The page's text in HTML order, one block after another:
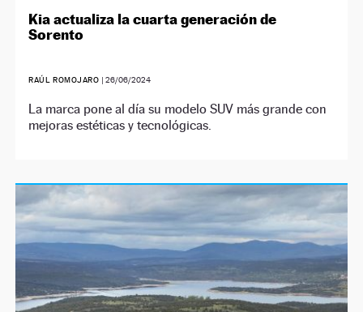
Kia actualiza la cuarta generación de
Sorento
RAÚL ROMOJARO | 26/06/2024
La marca pone al día su modelo SUV más grande con
mejoras estéticas y tecnológicas.